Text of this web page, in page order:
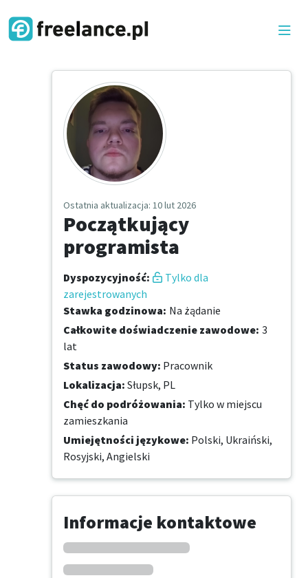
Ostatnia aktualizacja: 10 lut 2026
Początkujący
programista
Dyspozycyjność:
Tylko dla
zarejestrowanych
Stawka godzinowa: Na żądanie
Całkowite doświadczenie zawodowe: 3
lat
Status zawodowy: Pracownik
Lokalizacja: Słupsk, PL
Chęć do podróżowania: Tylko w miejscu
zamieszkania
Umiejętności językowe: Polski, Ukraiński,
Rosyjski, Angielski
Informacje kontaktowe